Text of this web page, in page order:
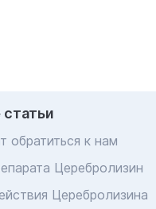
обратиться к нам
Церебролизин
Церебролизина